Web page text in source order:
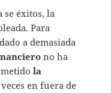
se éxitos, la
Para
a demasiada
no ha
metidola
en fuera de